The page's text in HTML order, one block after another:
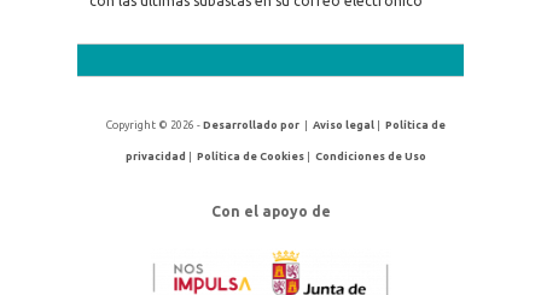
Copyright © 2026 -Desarrollado por |Aviso legal |Política de
privacidad |Política de Cookies |Condiciones de Uso
Con el apoyo de